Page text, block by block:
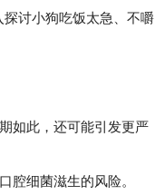
讨小狗吃饭太急、不嚼
如此，还可能引发更严
细菌滋生的风险。